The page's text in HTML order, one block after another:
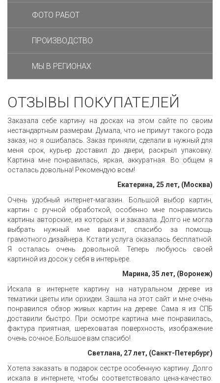
ФОТО РАБОТ
ПРОИЗВОДСТВО
МЫ В РЕГИОНАХ
ОТЗЫВЫ ПОКУПАТЕЛЕЙ
Заказала себе картину на досках на этом сайте по своим
нестандартным размерам. Думала, что не примут такого рода
заказ, но я ошибалась. Заказ приняли, сделали в нужный для
меня срок, курьер доставил до двери, раскрыл упаковку.
Картина мне понравилась, яркая, аккуратная. Во общем я
осталась довольна! Рекомендую всем!
Екатерина, 25 лет, (Москва)
Очень удобный интернет-магазин. Большой выбор картин,
картин с ручной обработкой, особенно мне понравились
картины авторские, из которых я и заказала. Долго не могла
выбрать нужный мне вариант, спасибо за помощь
грамотного дизайнера. Кстати услуга оказалась бесплатной.
Я осталась очень довольной. Теперь любуюсь своей
картиной из досок у себя в интерьере.
Марина, 35 лет, (Воронеж)
Искала в интернете картину на натуральном дереве из
тематики цветы или орхидеи. Зашла на этот сайт и мне очень
понравился обзор живых картин на дереве. Сама я из СПБ
доставили быстро. При осмотре картина мне понравилась,
фактура приятная, шереховатая поверхность, изображение
очень сочное. Большое вам спасибо!
Светлана, 27 лет, (Санкт-Петербург)
Хотела заказать в подарок сестре особенную картину. Долго
искала в интернете, чтобы соответствовало цена-качество.